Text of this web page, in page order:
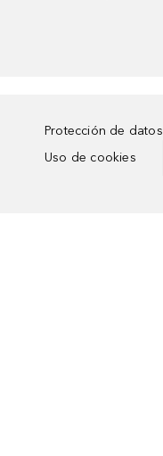
Protección de datos
Uso de cookies